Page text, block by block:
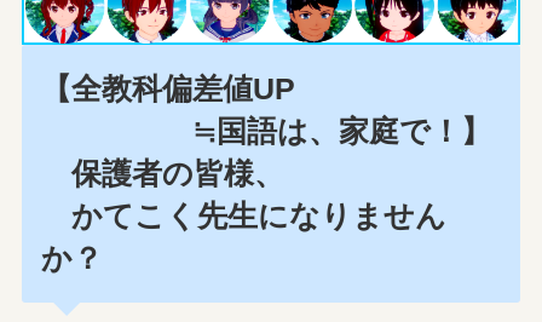
【全教科偏差値UP
≒国語は、家庭で！】
保護者の皆様、
かてこく先生になりません
か？